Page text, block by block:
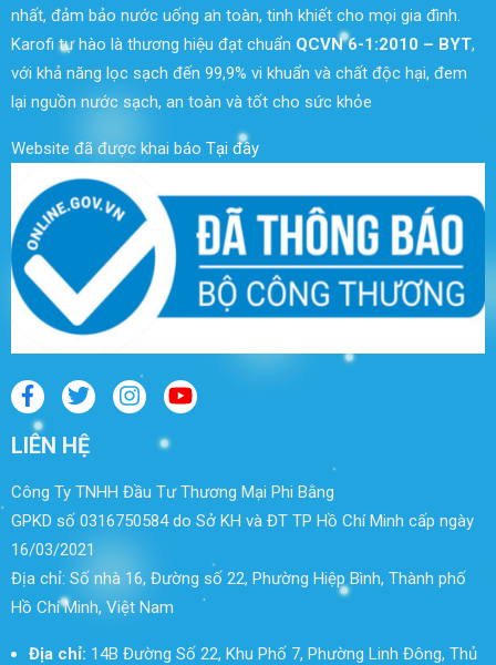
nhất, đảm bảo nước uống an toàn, tinh khiết cho mọi gia đình.
Karofi tự hào là thương hiệu đạt chuẩn QCVN 6-1:2010 – BYT,
với khả năng lọc sạch đến 99,9% vi khuẩn và chất độc hại, đem
lại nguồn nước sạch, an toàn và tốt cho sức khỏe
Website đã được khai báo Tại đây
LIÊN HỆ
Công Ty TNHH Đầu Tư Thương Mại Phi Bằng
GPKD số 0316750584 do Sở KH và ĐT TP Hồ Chí Minh cấp ngày
16/03/2021
Địa chỉ: Số nhà 16, Đường số 22, Phường Hiệp Bình, Thành phố
Hồ Chí Minh, Việt Nam
Địa chỉ: 14B Đường Số 22, Khu Phố 7, Phường Linh Đông, Thủ